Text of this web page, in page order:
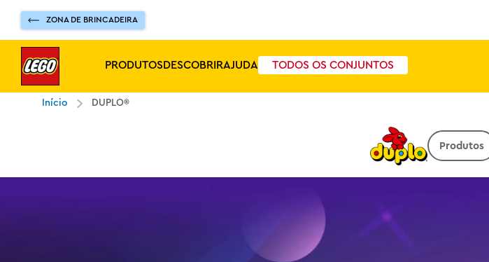
ZONA DE BRINCADEIRA
PRODUTOSDESCOBRIRAJUDA TODOS OS CONJUNTOS
Início DUPLO®
Produtos